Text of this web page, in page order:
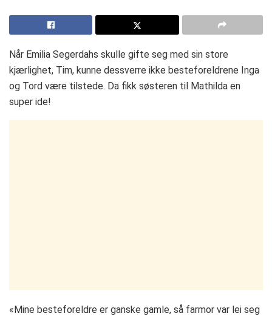
Når Emilia Segerdahs skulle gifte seg med sin store
kjærlighet, Tim, kunne dessverre ikke besteforeldrene Inga
og Tord være tilstede. Da fikk søsteren til Mathilda en
super ide!
«Mine besteforeldre er ganske gamle, så farmor var lei seg